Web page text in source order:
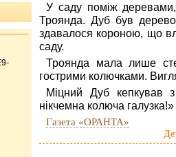
У саду поміж
Троянда. Дуб був
здавалося короною, що
саду.
Троянда мала лише
гострими колючками.
Міцний Дуб кепкував
нікчемна колюча галузка!»
Газета «ОРАНТА»